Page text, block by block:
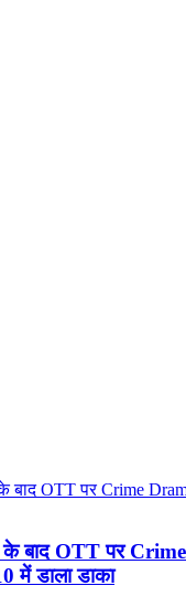
के बाद OTT पर
में डाला डाका